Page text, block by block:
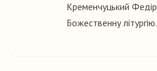
Кременчуцький
Божественну літургію.